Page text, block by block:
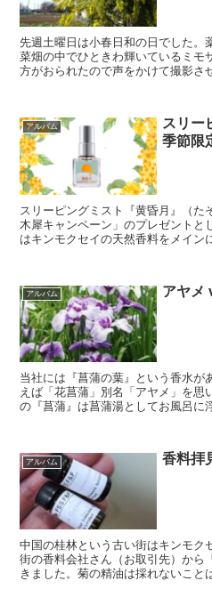
先週土曜日は小春日和の日でした。
菜畑の中でひときわ輝いているミモ
方がおられたので声をかけて撮影さ
アルバム
スリー
季節限
スリーピングミスト『黄昏月』（た
木犀キャンペーン」のプレゼントと
はキンモクセイの天然香料をメイン
アルバム アヤメ
当社には『菖蒲の葉』という香水が
えば「花菖蒲」別名「アヤメ」を思
の『菖蒲』は菖蒲湯としてお風呂に
アルバム 香料拝
中国の桂林という古い街はキンモク
街の香料会社さん（お取引先）から
きました。菊の精油は採れないこと